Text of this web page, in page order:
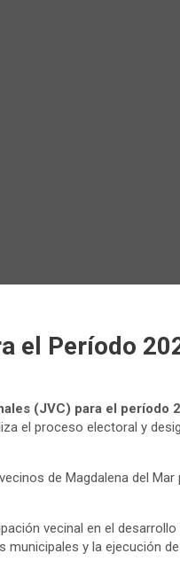
el Período
(JVC) para el período
el proceso electoral y
de Magdalena del Mar
vecinal en el
y la ejecución